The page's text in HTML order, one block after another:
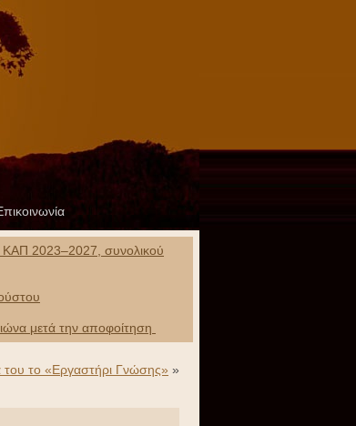
ΚΑΠ 2023–2027, συνολικού
μετά την αποφοίτηση
του το «Εργαστήρι Γνώσης» »